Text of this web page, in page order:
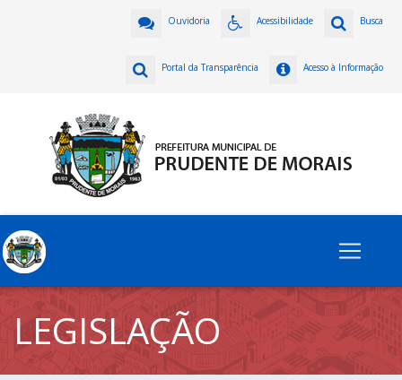
Busca
Acessibilidade
Ouvidoria
Acesso à Informação
Portal da Transparência
LEGISLAÇÃO